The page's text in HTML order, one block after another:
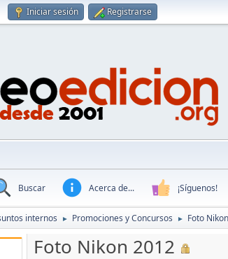
Iniciar sesión Registrarse
Buscar Acerca de... ¡Síguenos!
internos ► Promociones y Concursos ► Foto
Foto Nikon 2012